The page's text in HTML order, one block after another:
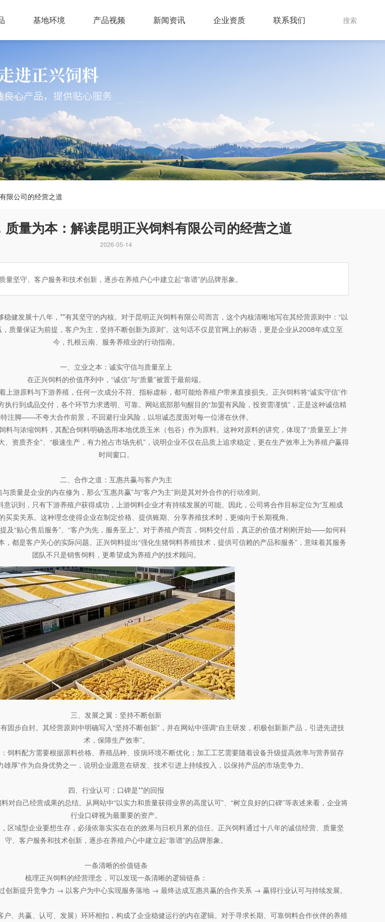
基地环境 产品视频 新闻资讯 企业资质 联系我们 搜索
限公司的经营之道
质量为本：解读昆明正兴饲料有限公司的经营之道
2026-05-14
坚守、客户服务和技术创新，逐步在养殖户心中建立起“靠谱”的品牌形象。
健发展十八年，**有其坚守的内核。对于昆明正兴饲料有限公司而言，这个内核清晰地写在其经营原则中：“以
质量保证为前提，客户为主，坚持不断创新为原则”。这句话不仅是官网上的标语，更是企业从2008年成立至
今，扎根云南、服务养殖业的行动指南。
一、立业之本：诚实守信与质量至上
在正兴饲料的价值序列中，“诚信”与“质量”被置于最前端。
上游原料与下游养殖，任何一次成分不符、指标虚标，都可能给养殖户带来直接损失。正兴饲料将“诚实守信”作
执行到成品交付，各个环节力求透明、可靠。网站底部那句醒目的“加盟有风险，投资需谨慎”，正是这种诚信精
注脚——不夸大合作前景，不回避行业风险，以坦诚态度面对每一位潜在伙伴。
料与浓缩饲料，其配合饲料明确选用本地优质玉米（包谷）作为原料。这种对原料的讲究，体现了“质量至上”并
、资质齐全”、“极速生产，有力抢占市场先机”，说明企业不仅在品质上追求稳定，更在生产效率上为养殖户赢得
时间窗口。
二、合作之道：互惠共赢与客户为主
质量是企业的内在修为，那么“互惠共赢”与“客户为主”则是其对外合作的行动准则。
识到，只有下游养殖户获得成功，上游饲料企业才有持续发展的可能。因此，公司将合作目标定位为“互相成
买卖关系。这种理念使得企业在制定价格、提供账期、分享养殖技术时，更倾向于长期视角。
及“贴心售后服务”、“客户为先，服务至上”。对于养殖户而言，饲料交付后，真正的价值才刚刚开始——如何科
都是客户关心的实际问题。正兴饲料提出“强化生猪饲料养殖技术，提供可信赖的产品和服务”，意味着其服务
团队不只是销售饲料，更希望成为养殖户的技术顾问。
三、发展之翼：坚持不断创新
固步自封。其经营原则中明确写入“坚持不断创新”，并在网站中强调“自主研发，积极创新新产品，引进先进技
术，保障生产效率”。
饲料配方需要根据原料价格、养殖品种、疫病环境不断优化；加工工艺需要随着设备升级提高效率与营养留存
雄厚”作为自身优势之一，说明企业愿意在研发、技术引进上持续投入，以保持产品的市场竞争力。
四、行业认可：口碑是**的回报
对自己经营成果的总结。从网站中“以实力和质量获得业界的高度认可”、“树立良好的口碑”等表述来看，企业将
行业口碑视为最重要的资产。
区域型企业要想生存，必须依靠实实在在的效果与日积月累的信任。正兴饲料通过十八年的诚信经营、质量坚
守、客户服务和技术创新，逐步在养殖户心中建立起“靠谱”的品牌形象。
一条清晰的价值链条
梳理正兴饲料的经营理念，可以发现一条清晰的逻辑链条：
新提升竞争力 → 以客户为中心实现服务落地 → 最终达成互惠共赢的合作关系 → 赢得行业认可与持续发展。
、共赢、认可、发展）环环相扣，构成了企业稳健运行的内在逻辑。对于寻求长期、可靠饲料合作伙伴的养殖